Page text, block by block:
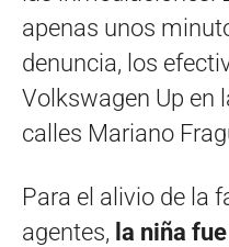
apenas unos
denuncia, los
Volkswagen Up en
calles Mariano
Para el alivio de la
agentes, la niña